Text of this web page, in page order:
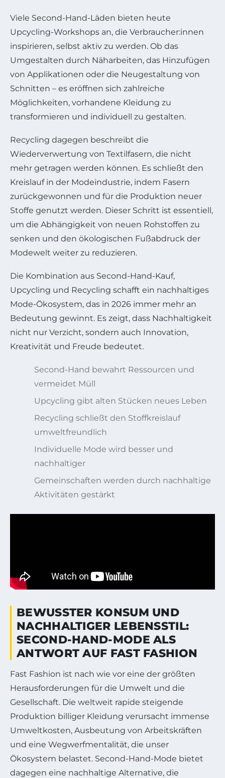
Viele Second-Hand-Läden bieten heute
Upcycling-Workshops an, die Verbraucher:innen
inspirieren, selbst aktiv zu werden. Ob das
Umgestalten durch Näharbeiten, das Hinzufügen
von Applikationen oder die Neugestaltung von
Schnitten – es eröffnen sich zahlreiche
Möglichkeiten, vorhandene Kleidung zu
transformieren und individuell zu gestalten.
Recycling dagegen beschreibt die
Wiederverwertung von Textilfasern, die nicht
mehr getragen werden können. Es schließt den
Kreislauf in der Modeindustrie, indem Fasern
zurückgewonnen und für die Produktion neuer
Stoffe genutzt werden. Dieser Schritt ist essentiell,
um die Abhängigkeit von neuen Rohstoffen zu
senken und den ökologischen Fußabdruck der
Modewelt weiter zu reduzieren.
Die Kombination aus Second-Hand-Kauf,
Upcycling und Recycling schafft ein nachhaltiges
Mode-Ökosystem, das in 2026 immer mehr an
Bedeutung gewinnt. Es zeigt, dass Nachhaltigkeit
nicht nur Verzicht, sondern auch Innovation,
Kreativität und Freude bedeutet.
Second-Hand bewahrt Ressourcen und
vermeidet Müll
Upcycling gibt alten Stücken neues Leben
Recycling schließt den Stoffkreislauf
umweltfreundlich
Individuelle Mode wird besser und
nachhaltiger
Gemeinschaften werden durch nachhaltige
Aktivitäten gestärkt
BEWUSSTER KONSUM UND
NACHHALTIGER LEBENSSTIL:
SECOND-HAND-MODE ALS
ANTWORT AUF FAST FASHION
Fast Fashion ist nach wie vor eine der größten
Herausforderungen für die Umwelt und die
Gesellschaft. Die weltweit rapide steigende
Produktion billiger Kleidung verursacht immense
Umweltkosten, Ausbeutung von Arbeitskräften
und eine Wegwerfmentalität, die unser
Ökosystem belastet. Second-Hand-Mode bietet
dagegen eine nachhaltige Alternative, die